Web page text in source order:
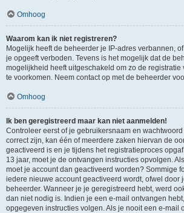
Omhoog
Waarom kan ik niet registreren?
Mogelijk heeft de beheerder je IP-adres verbannen,
je opgeeft verboden. Tevens is het mogelijk dat de
mogelijkheid heeft uitgeschakeld om zo de
te voorkomen. Neem contact op met de beheerder
Omhoog
Ik ben geregistreerd maar kan niet aanmelden!
Controleer eerst of je gebruikersnaam en
correct zijn, kan één of meerdere zaken hiervan de
geactiveerd is en je tijdens het registratieproces
13 jaar, moet je de ontvangen instructies opvolgen.
moet je account dan geactiveerd worden? Sommige
iedere nieuwe account geactiveerd wordt, ofwel door
beheerder. Wanneer je je geregistreerd hebt, werd
dan niet nodig is. Indien je een e-mail ontvangen
opgegeven instructies volgen. Als je nooit een e-mail